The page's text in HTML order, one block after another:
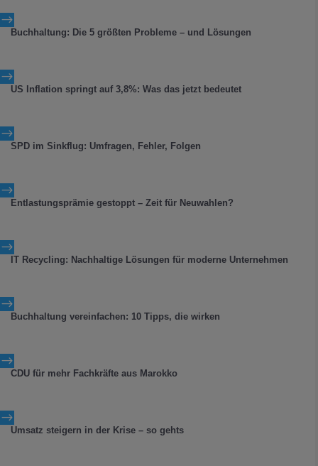
$
Buchhaltung: Die 5 größten Probleme – und Lösungen
$
US Inflation springt auf 3,8%: Was das jetzt bedeutet
$
SPD im Sinkflug: Umfragen, Fehler, Folgen
$
Entlastungsprämie gestoppt – Zeit für Neuwahlen?
$
IT Recycling: Nachhaltige Lösungen für moderne Unternehmen
$
Buchhaltung vereinfachen: 10 Tipps, die wirken
$
CDU für mehr Fachkräfte aus Marokko
$
Umsatz steigern in der Krise – so gehts